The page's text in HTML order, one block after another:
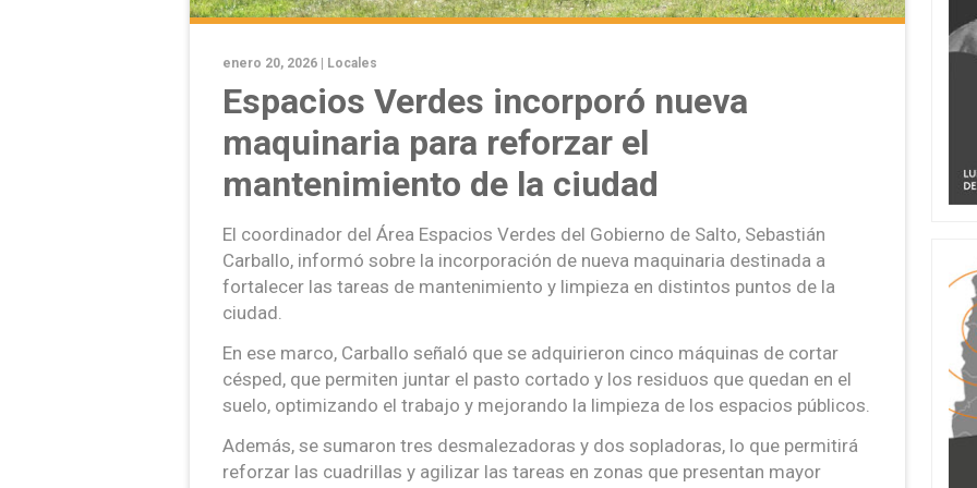
enero 20, 2026 | Locales
Espacios Verdes incorporó nueva
maquinaria para reforzar el
mantenimiento de la ciudad
El coordinador del Área Espacios Verdes del Gobierno de Salto, Sebastián
Carballo, informó sobre la incorporación de nueva maquinaria destinada a
fortalecer las tareas de mantenimiento y limpieza en distintos puntos de la
ciudad.
En ese marco, Carballo señaló que se adquirieron cinco máquinas de cortar
césped, que permiten juntar el pasto cortado y los residuos que quedan en el
suelo, optimizando el trabajo y mejorando la limpieza de los espacios públicos.
Además, se sumaron tres desmalezadoras y dos sopladoras, lo que permitirá
reforzar las cuadrillas y agilizar las tareas en zonas que presentan mayor